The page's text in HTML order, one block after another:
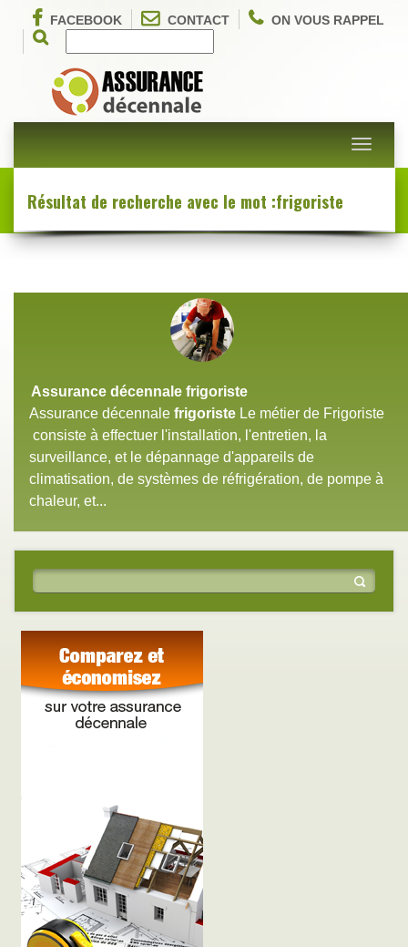
FACEBOOK CONTACT ON VOUS RAPPEL
Toggle
Résultat de recherche avec le mot :frigoriste
Assurance décennale frigoriste
Assurance décennale frigoriste Le métier de Frigoriste
consiste à effectuer l'installation, l'entretien, la
surveillance, et le dépannage d'appareils de
climatisation, de systèmes de réfrigération, de pompe à
chaleur, et...